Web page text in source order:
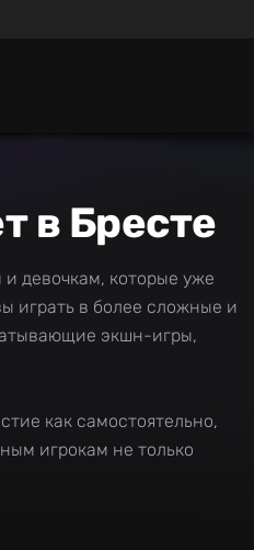
в Бресте
девочкам, которые уже
играть в более сложные и
экшн-игры,
как самостоятельно,
игрокам не только